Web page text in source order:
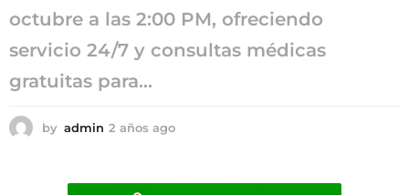
octubre a las 2:00 PM, ofreciendo
servicio 24/7 y consultas médicas
gratuitas para...
by admin 2 años ago